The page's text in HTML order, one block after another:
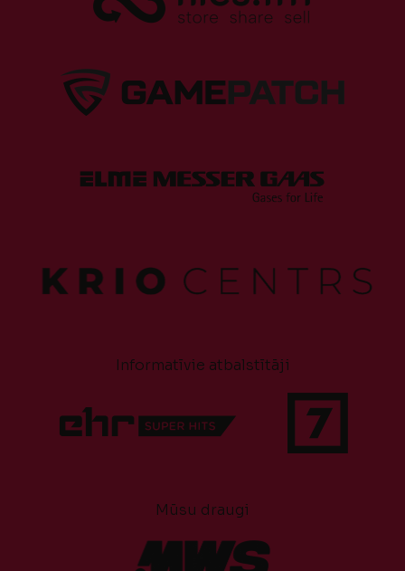
Informatīvie atbalstītāji
Mūsu draugi